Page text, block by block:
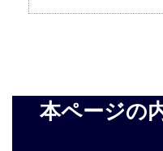
本ページの